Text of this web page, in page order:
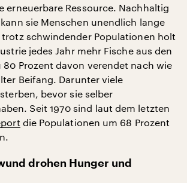
erneuerbare Ressource. Nachhaltig
sie Menschen unendlich lange
schwindender Populationen holt
jedes Jahr mehr Fische aus den
80 Prozent davon verendet nach wie
Beifang. Darunter viele
bevor sie selber
Seit 1970 sind laut dem letzten
die Populationen um 68 Prozent
drohen Hunger und